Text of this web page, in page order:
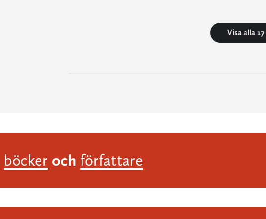
Visa alla
böcker och författare